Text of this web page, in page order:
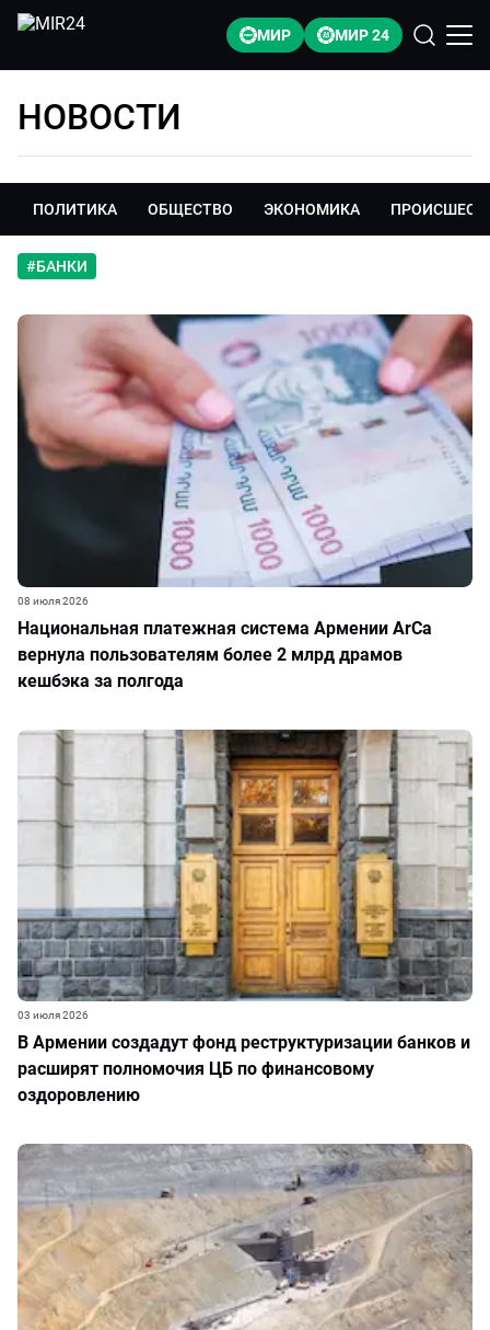
МИР МИР 24
НОВОСТИ
ПОЛИТИКА ОБЩЕСТВО ЭКОНОМИКА
#БАНКИ
Национальная платежная система Армении ArCa
вернула пользователям более 2 млрд драмов
кешбэка за полгода
08 июля 2026
В Армении создадут фонд реструктуризации банков и
расширят полномочия ЦБ по финансовому
оздоровлению
03 июля 2026